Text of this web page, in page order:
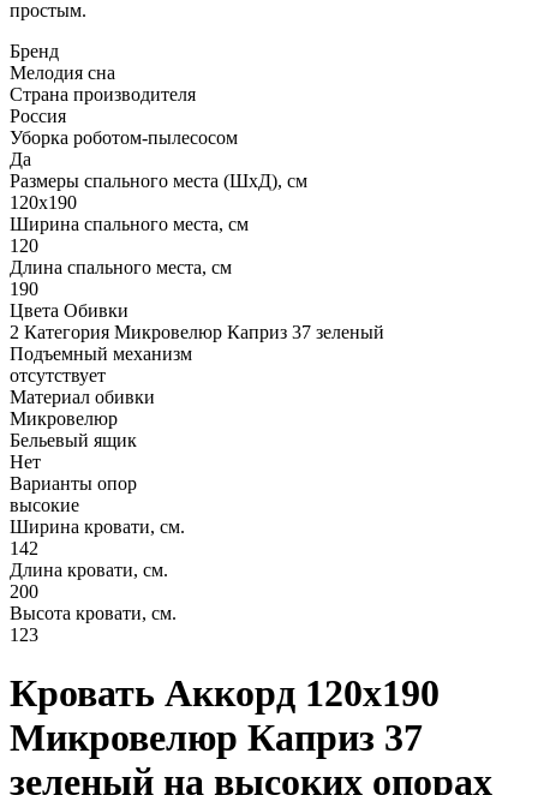
простым.
Бренд
Мелодия сна
Страна производителя
Россия
Уборка роботом-пылесосом
Да
Размеры спального места (ШхД), см
120х190
Ширина спального места, см
120
Длина спального места, см
190
Цвета Обивки
2 Категория Микровелюр Каприз 37 зеленый
Подъемный механизм
отсутствует
Материал обивки
Микровелюр
Бельевый ящик
Нет
Варианты опор
высокие
Ширина кровати, см.
142
Длина кровати, см.
200
Высота кровати, см.
123
Кровать Аккорд 120х190
Микровелюр Каприз 37
зеленый на высоких опорах